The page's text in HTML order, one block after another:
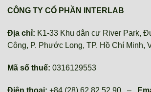
CÔNG TY CỔ PHẦN INTERLAB
Địa chỉ: K1-33 Khu dân cư River Park,
Công, P. Phước Long, TP. Hồ Chí Minh,
Mã số thuế: 0316129553
Điện thoại: +84 (28) 62 82 52 90 –